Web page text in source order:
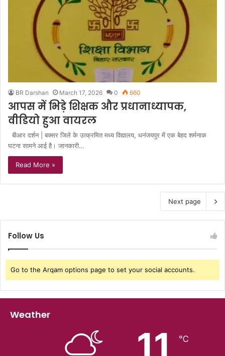
BR Darshan March 17, 2026 0 660
आपस में भिड़े शिक्षक और प्रधानाध्यापक,
वीडियो हुआ वायरल
बीआर दर्शन | बक्सर जिले के उत्क्रमित मध्य विद्यालय, धनंजयपुर में एक बेहद शर्मनाक
घटना सामने आई है। जानकारी…
Read More »
Next page
Follow Us
Go to the Arqam options page to set your social accounts.
Weather
11 ℃